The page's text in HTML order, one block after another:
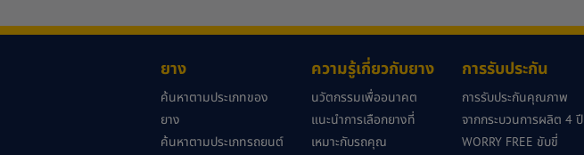
ยาง
ค้นหาตามประเภทของ
ยาง
ค้นหาตามประเภทรถยนต์
ความรู้เกี่ยวกับยาง
นวัตกรรมเพื่ออนาคต
แนะนำการเลือกยางที่
เหมาะกับรถคุณ
การรับประกัน
การรับประกันคุณภาพ
จากกระบวนการผลิต 4 ปี
WORRY FREE ขับขี่